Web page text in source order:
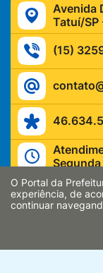
Avenida
Tatuí/SP
(15)
O Portal da
experiência, de
continuar